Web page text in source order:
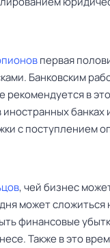
первая
Банковским
рекомендуется в
иностранных
с поступлением
, чей бизнес
может
финансовые
Также в это